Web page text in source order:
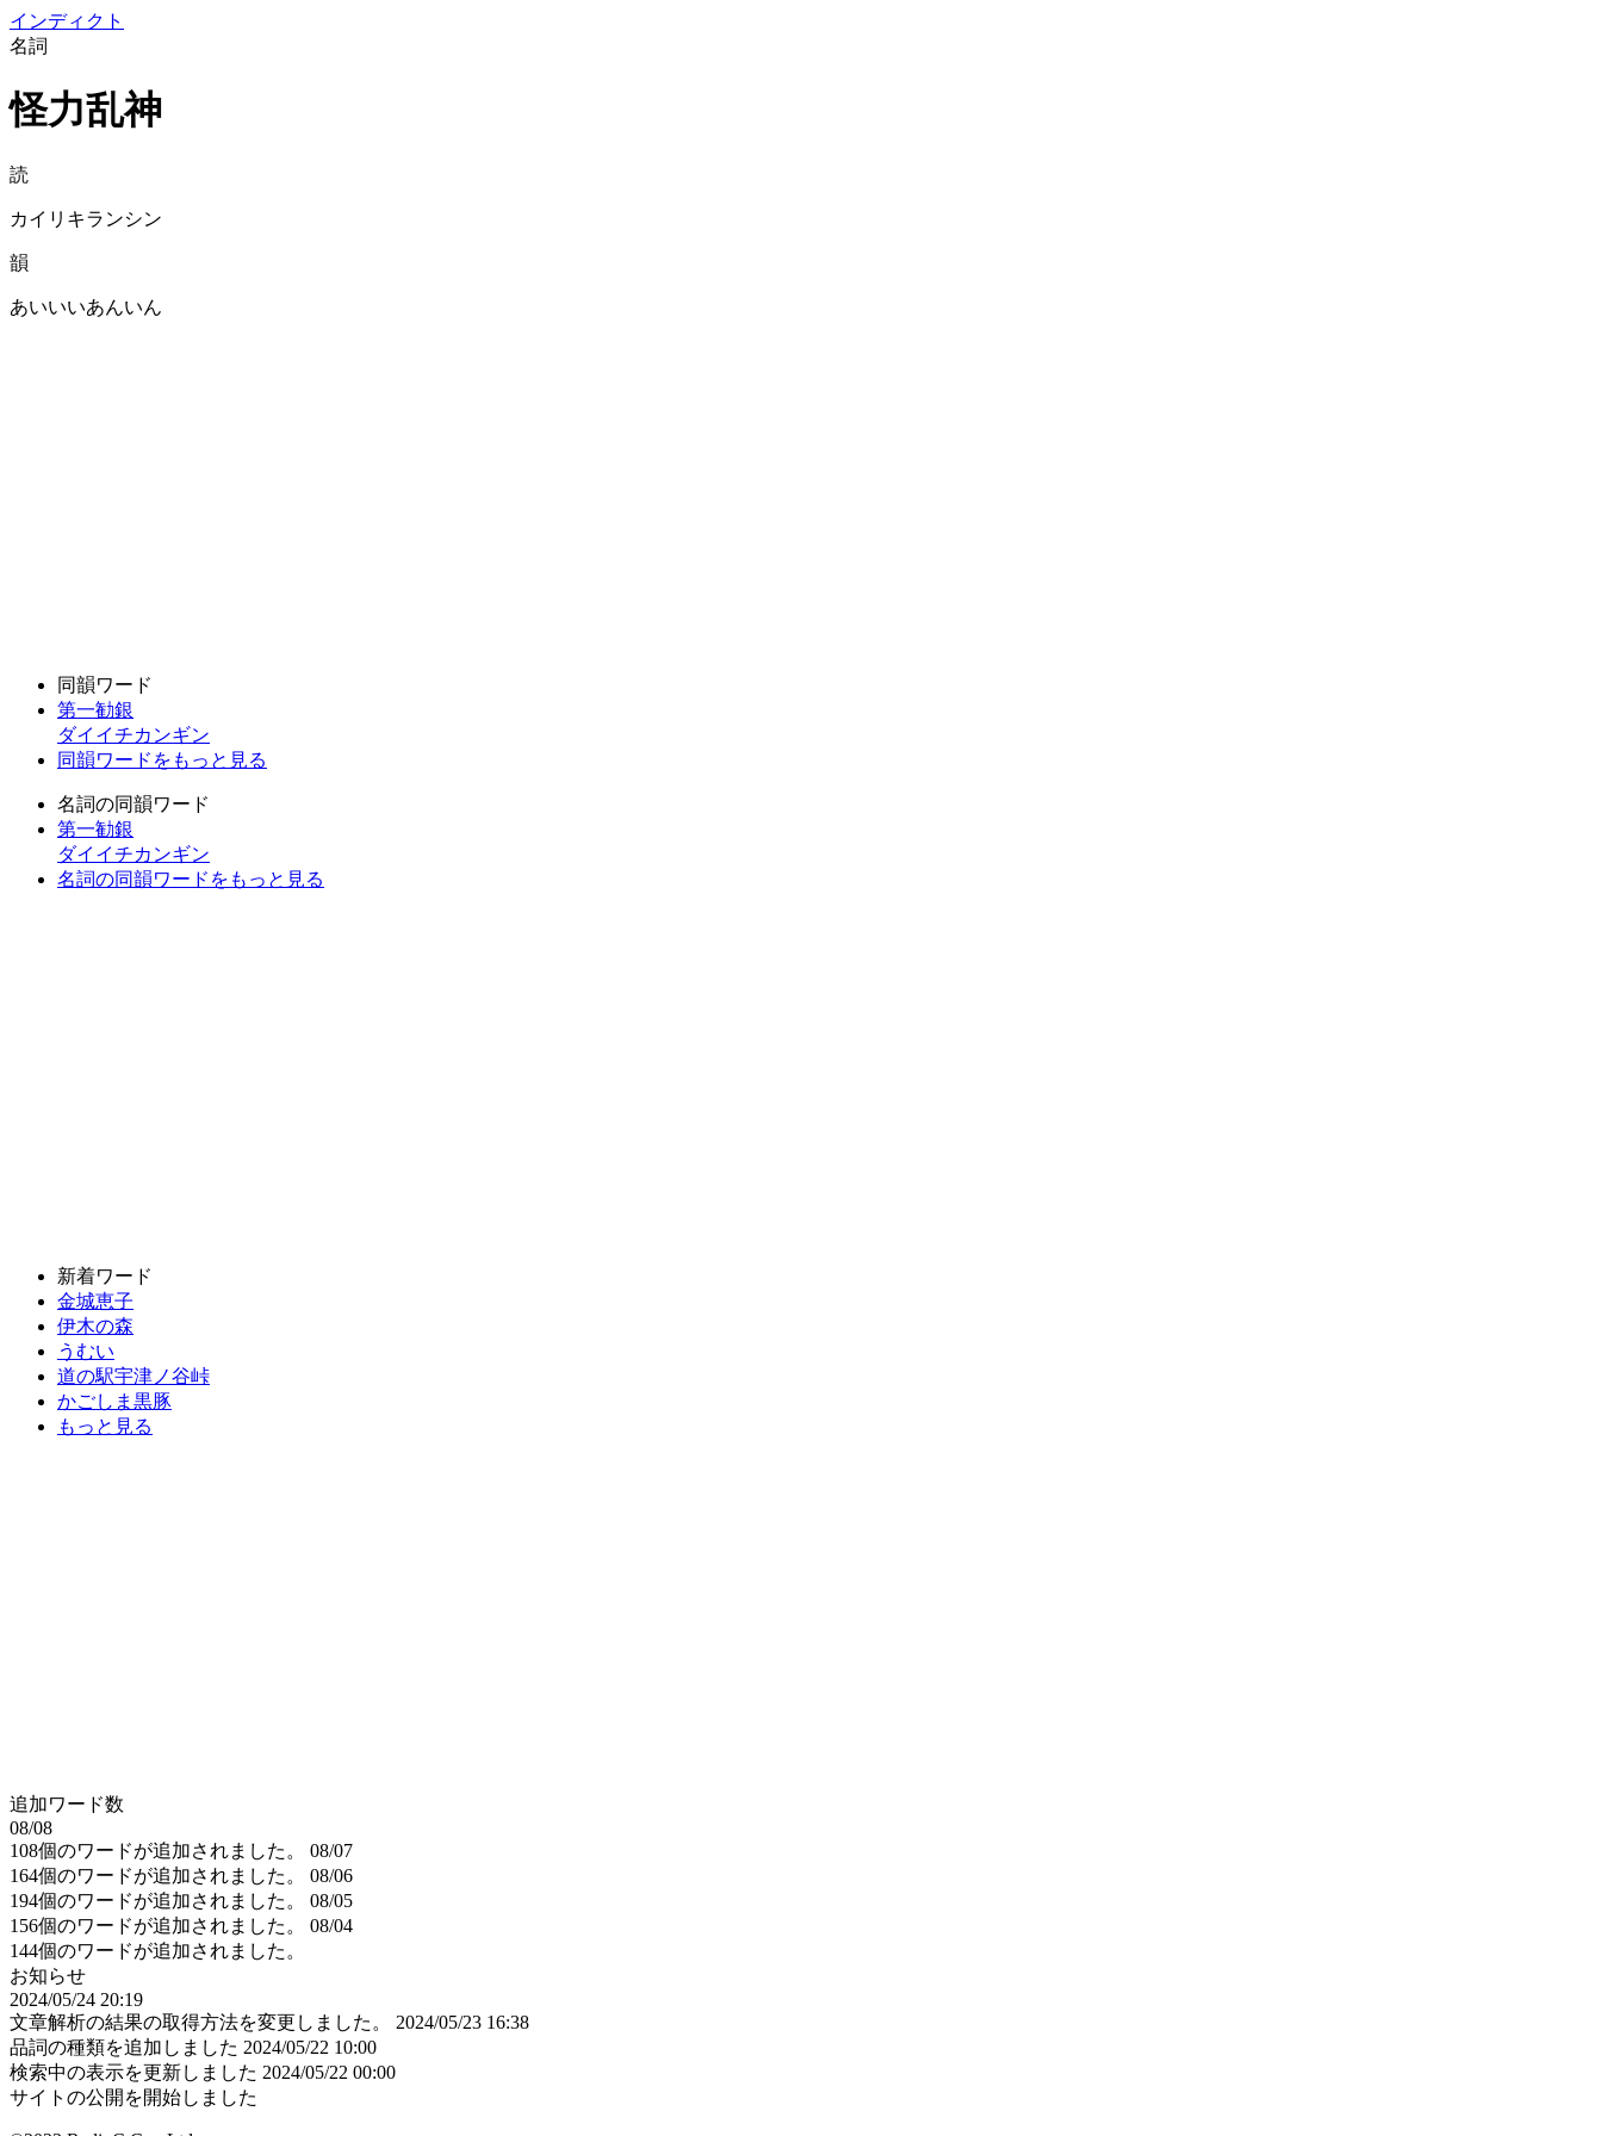
インディクト
名詞
怪力乱神
読
カイリキランシン
韻
あいいいあんいん
同韻ワード
第一勧銀
ダイイチカンギン
同韻ワードをもっと見る
名詞の同韻ワード
第一勧銀
ダイイチカンギン
名詞の同韻ワードをもっと見る
新着ワード
金城恵子
伊木の森
うむい
道の駅宇津ノ谷峠
かごしま黒豚
もっと見る
追加ワード数
08/08
108個のワードが追加されました。
08/07
164個のワードが追加されました。
08/06
194個のワードが追加されました。
08/05
156個のワードが追加されました。
08/04
144個のワードが追加されました。
お知らせ
2024/05/24 20:19
文章解析の結果の取得方法を変更しました。
2024/05/23 16:38
品詞の種類を追加しました 2024/05/22 10:00
検索中の表示を更新しました 2024/05/22 00:00
サイトの公開を開始しました